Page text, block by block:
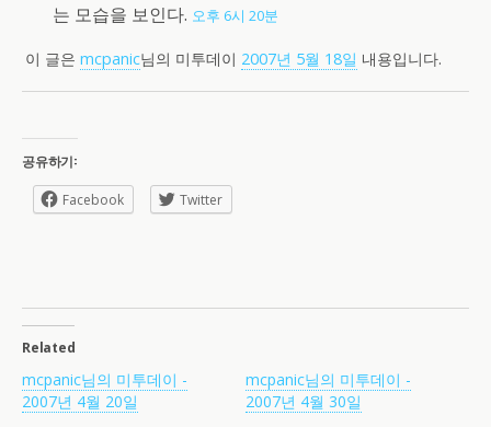
는 모습을 보인다. 오후 6시 20분
이 글은 mcpanic님의 미투데이 2007년 5월 18일 내용입니다.
공유하기:
Facebook Twitter
Related
mcpanic님의 미투데이 -
2007년 4월 20일
mcpanic님의 미투데이 -
2007년 4월 30일